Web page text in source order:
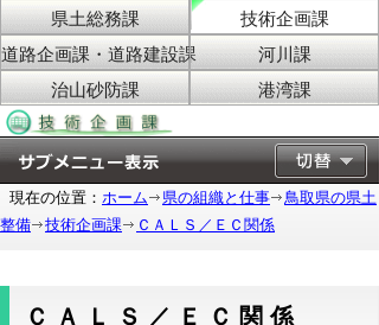
県土総務課
技術企画課
道路企画課・道路建設課
河川課
治山砂防課
港湾課
現在の位置： ホーム 県の組織と仕事
鳥取県の県土
整備
技術企画課 ＣＡＬＳ／ＥＣ関係
ＣＡＬＳ／ＥＣ関係